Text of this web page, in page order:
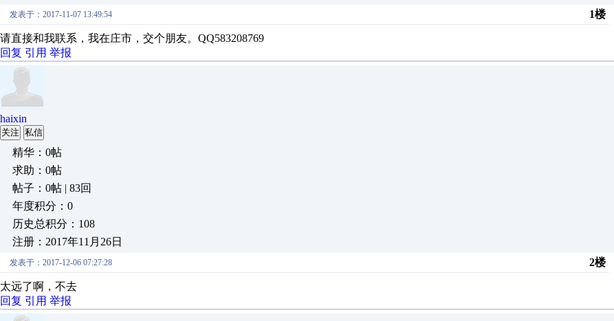
发表于：2017-11-07 13:49:54 1楼
请直接和我联系，我在庄市，交个朋友。QQ583208769
回复 引用 举报
haixin
关注 私信
精华：0帖
求助：0帖
帖子：0帖 | 83回
年度积分：0
历史总积分：108
注册：2017年11月26日
发表于：2017-12-06 07:27:28 2楼
太远了啊，不去
回复 引用 举报